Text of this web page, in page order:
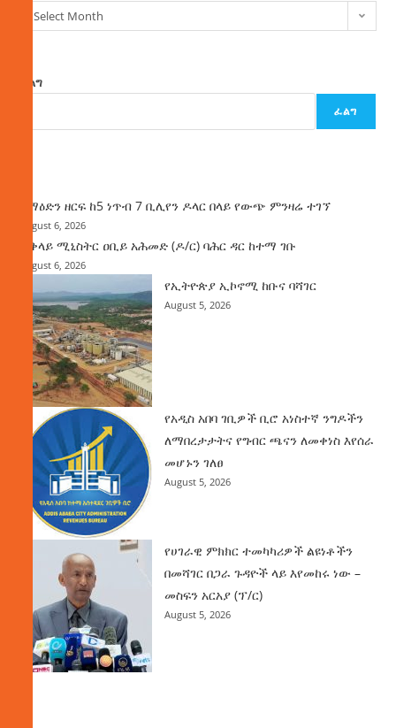
Select Month
ፈልግ
ፈልግ
ከማዕድን ዘርፍ ከ5 ነጥብ 7 ቢሊየን ዶላር በላይ የውጭ ምንዛሬ ተገኘ
August 6, 2026
ጠቅላይ ሚኒስትር ዐቢይ አሕመድ (ዶ/ር) ባሕር ዳር ከተማ ገቡ
August 6, 2026
የኢትዮጵያ ኢኮኖሚ ከቡና ባሻገር
August 5, 2026
የአዲስ አበባ ገቢዎች ቢሮ አነስተኛ ንግዶችን
ለማበረታታትና የግብር ጫናን ለመቀነስ እየሰራ
መሆኑን ገለፀ
August 5, 2026
የሀገራዊ ምክክር ተመካካሪዎች ልዩነቶችን
በመሻገር በጋራ ጉዳዮች ላይ እየመከሩ ነው –
መስፍን አርአያ (ፕ/ር)
August 5, 2026